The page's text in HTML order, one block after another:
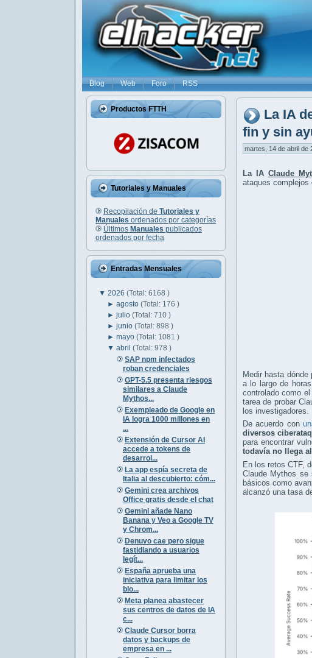
Blog Web Foro RSS
Productos FTTH
Tutoriales y Manuales
Recopilación de Tutoriales y
Manuales ordenados por categorías
Últimos Manuales publicados
ordenados por fecha
Entradas Mensuales
▼ 2026 (Total: 6168 )
►agosto(Total: 176 )
►julio(Total: 710 )
►junio(Total: 898 )
►mayo(Total: 1081 )
▼abril(Total: 978 )
SAP npm infectados
roban credenciales
GPT-5.5 presenta riesgos
similares a Claude
Mythos...
Exempleado de Google en
IA logra 1000 millones en
...
Extensión de Cursor AI
accede a tokens de
desarrol...
La app espía secreta de
Italia al descubierto: cóm...
Gemini crea archivos
Office gratis desde el chat
Gemini añade Nano
Banana y Veo a Google TV
y Chrom...
Denuvo cae pero sigue
fastidiando a usuarios
legít...
España aprueba una
iniciativa para limitar los
blo...
Meta planea abastecer
sus centros de datos de IA
c...
Claude Cursor borra
datos y backups de
empresa en ...
La IA
fin y sin
martes, 14 de abril de
La IA Claude
ataques complejos
Medir hasta
a lo largo de
controlado como
tarea de probar
los investigadores.
De acuerdo con
diversos
para encontrar
todavía no llega
En los retos CTF,
Claude Mythos se
básicos como
alcanzó una tasa